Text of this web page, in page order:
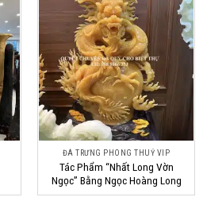
ĐÁ TRƯNG PHONG THUỶ VIP
Tác Phẩm “Nhất Long Vờn
Ngọc” Bằng Ngọc Hoàng Long